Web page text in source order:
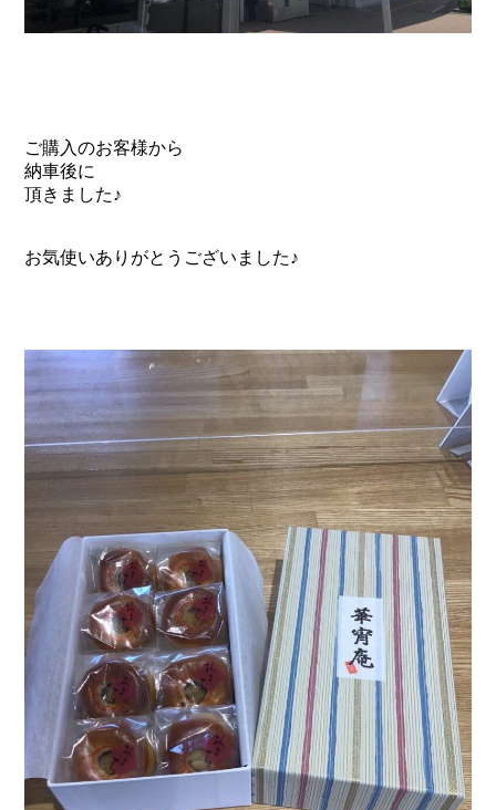
ご購入のお客様から
納車後に
頂きました♪
お気使いありがとうございました♪